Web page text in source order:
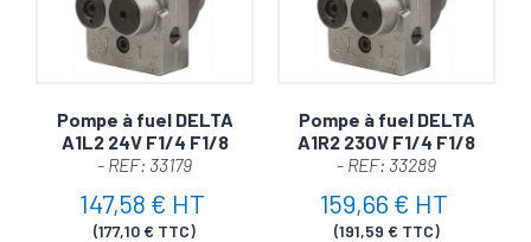
Pompe à fuel DELTA
A1L2 24V F1/4 F1/8
- REF: 33179
147,58 € HT
(177,10 € TTC)
Pompe à fuel DELTA
A1R2 230V F1/4 F1/8
- REF: 33289
159,66 € HT
(191,59 € TTC)